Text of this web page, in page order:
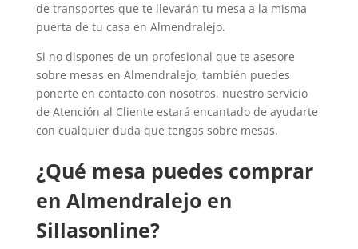
de transportes que te llevarán tu mesa a la misma
puerta de tu casa en Almendralejo.
Si no dispones de un profesional que te asesore
sobre mesas en Almendralejo, también puedes
ponerte en contacto con nosotros, nuestro servicio
de Atención al Cliente estará encantado de ayudarte
con cualquier duda que tengas sobre mesas.
¿Qué mesa puedes comprar
en Almendralejo en
Sillasonline?